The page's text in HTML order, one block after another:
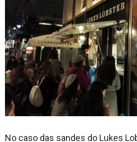
No caso das sandes do Lukes